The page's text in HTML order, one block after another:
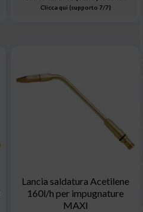
Clicca qui (supporto 7/7)
Lancia saldatura Acetilene
160l/h per impugnature
MAXI